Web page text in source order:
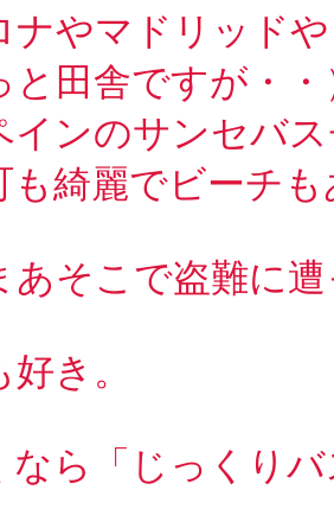
ナやマドリッド
と田舎ですが・
インのサンセバ
も綺麗でビーチも
あそこで盗難に
き。
なら「じっくり